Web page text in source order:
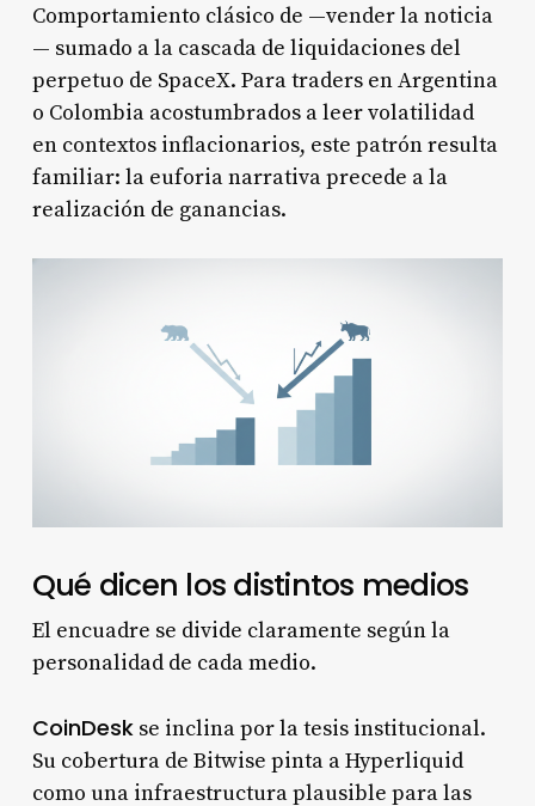
Comportamiento clásico de —vender la noticia
— sumado a la cascada de liquidaciones del
perpetuo de SpaceX. Para traders en Argentina
o Colombia acostumbrados a leer volatilidad
en contextos inflacionarios, este patrón resulta
familiar: la euforia narrativa precede a la
realización de ganancias.
Qué dicen los distintos medios
El encuadre se divide claramente según la
personalidad de cada medio.
CoinDeskse inclina por la tesis institucional.
Su cobertura de Bitwise pinta a Hyperliquid
como una infraestructura plausible para las